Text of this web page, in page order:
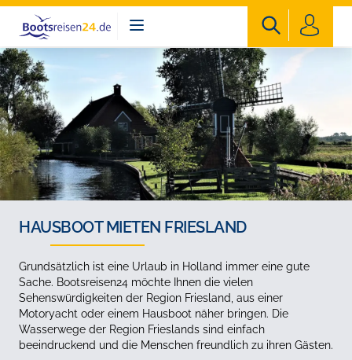
Bootsreisen24
HAUSBOOT MIETEN FRIESLAND
Grundsätzlich ist eine Urlaub in Holland immer eine gute
Sache. Bootsreisen24 möchte Ihnen die vielen
Sehenswürdigkeiten der Region Friesland, aus einer
Motoryacht oder einem Hausboot näher bringen. Die
Wasserwege der Region Frieslands sind einfach
beeindruckend und die Menschen freundlich zu ihren Gästen.